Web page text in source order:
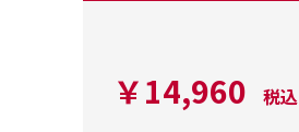
￥14,960 税込